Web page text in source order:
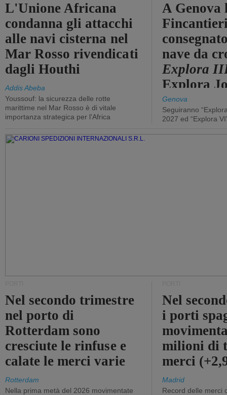
L'Unione Africana
condanna gli attacchi
alle navi cisterna nel
Mar Rosso rivendicati
dagli Houthi
Addis Abeba
Youssouf: la sicurezza delle rotte
marittime nel Mar Rosso è di vitale
importanza strategica per l'Africa
A Genova
nave da
Explora
Explora
Genova
Seguiranno
2027 ed “Explora
Nel secondo trimestre
nel porto di
Rotterdam sono
cresciute le rinfuse e
calate le merci varie
Rotterdam
Nella prima metà del 2026 movimentate
Nel
i porti
milioni di
merci
Madrid
Record delle merci